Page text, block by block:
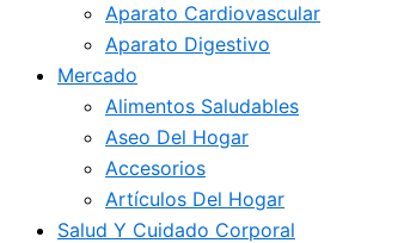
Aparato Cardiovascular
Aparato Digestivo
Mercado
Alimentos Saludables
Aseo Del Hogar
Accesorios
Artículos Del Hogar
Salud Y Cuidado Corporal